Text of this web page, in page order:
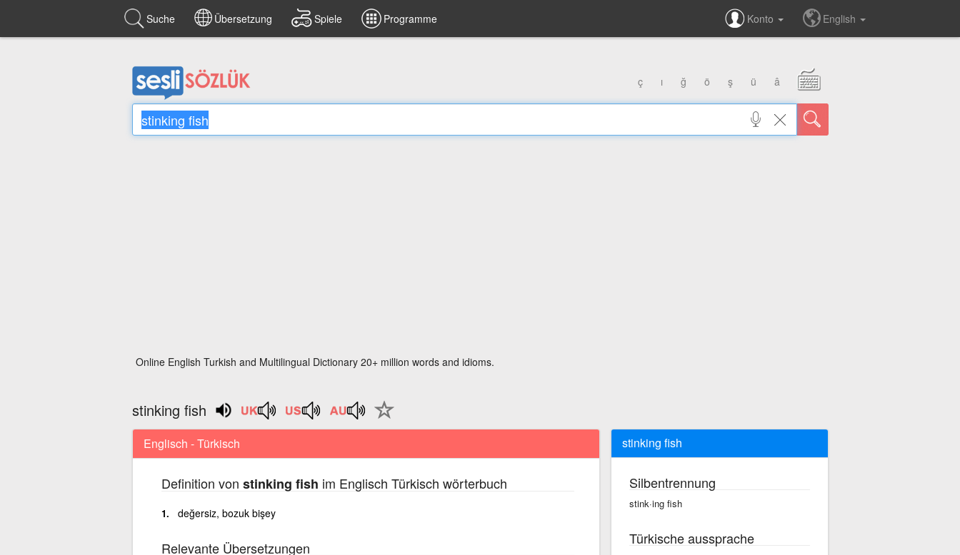
Suche Übersetzung Spiele Programme Konto English
ç ı ğ ö ş ü â
Online English Turkish and Multilingual Dictionary 20+ million words and idioms.
stinking fish
Englisch - Türkisch
Definition von stinking fish im Englisch Türkisch wörterbuch
değersiz, bozuk bişey
Relevante Übersetzungen
stinking fish
Silbentrennung
stink·ing fish
Türkische aussprache